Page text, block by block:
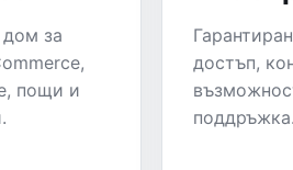
за
пощи и
достъп,
поддръжка.